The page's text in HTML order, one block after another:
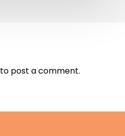
to post a comment.